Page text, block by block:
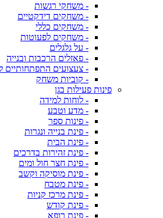
- משחקי רגשות
- משחקים דידקטיים
- משחקים כללי
- משחקים לפעוטות
- על גלגלים
- פאזלים הרכבות ובנייה
- צעצועים התפתחותיים
- קוביות משחק
פינות פעילות בגן
- לוחות למידה
- מדע וטבע
- פינות ספר
- פינת בנייה ונגרות
- פינת הבית
- פינת זהירות בדרכים
- פינת חצר חול ומים
- פינת מוסיקה וקשב
- פינת מטבח
- פינת מרכז קניות
- פינת קודש
- פינת רופא